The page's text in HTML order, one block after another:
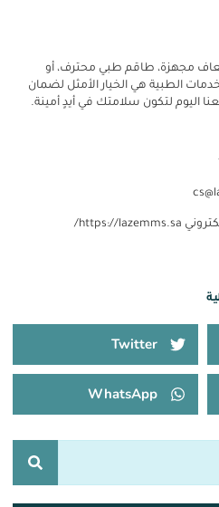
مجهزة، طاقم طبي محترف، أو
الطبية هي الخيار الأمثل لضمان
اليوم لتكون سلامتك في أيدٍ أمينة.
https://lazemms.sa/
Twitter
WhatsApp